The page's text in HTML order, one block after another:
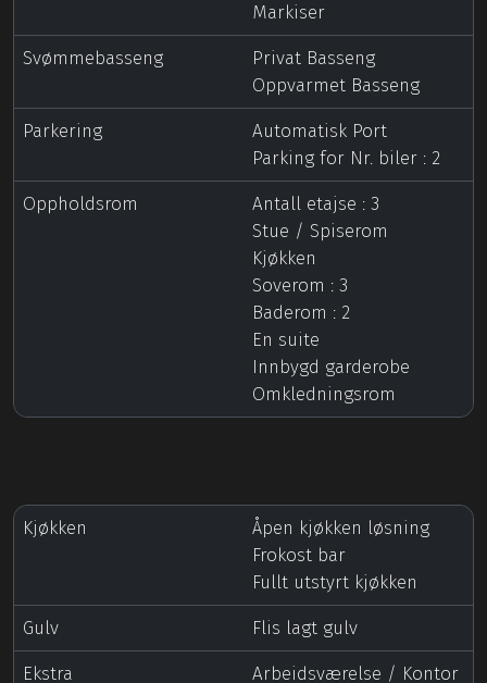
Markiser
Svømmebasseng
Privat Basseng
Oppvarmet Basseng
Parkering
Automatisk Port
Parking for Nr. biler : 2
Oppholdsrom
Antall etajse : 3
Stue / Spiserom
Kjøkken
Soverom : 3
Baderom : 2
En suite
Innbygd garderobe
Omkledningsrom
Kjøkken
Åpen kjøkken løsning
Frokost bar
Fullt utstyrt kjøkken
Gulv
Flis lagt gulv
Ekstra
Arbeidsværelse / Kontor